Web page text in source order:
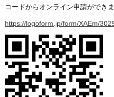
コードからオンライン申請ができま
https://logoform.jp/form/XAEm/